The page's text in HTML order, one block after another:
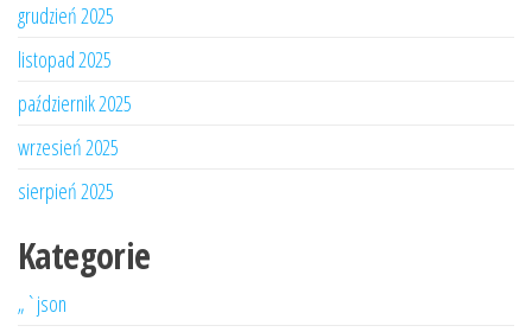
grudzień 2025
listopad 2025
październik 2025
wrzesień 2025
sierpień 2025
Kategorie
„`json